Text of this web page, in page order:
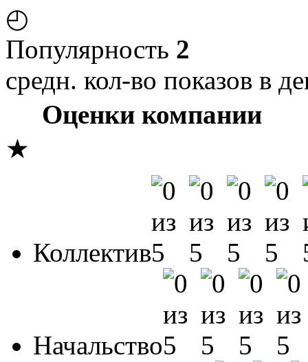
◴
Популярность 2
средн. кол-во показов в
Оценки компании
★
Коллектив
Начальство